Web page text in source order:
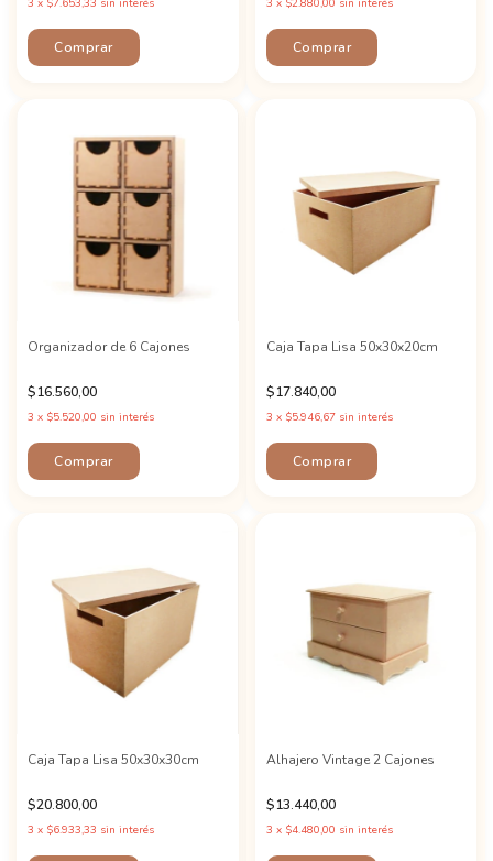
3 x $7.653,33 sin interés 3 x $2.880,00 sin interés
Organizador de 6 Cajones
$16.560,00
3 x $5.520,00 sin interés
Caja Tapa Lisa 50x30x20cm
$17.840,00
3 x $5.946,67 sin interés
Caja Tapa Lisa 50x30x30cm
$20.800,00
3 x $6.933,33 sin interés
Alhajero Vintage 2 Cajones
$13.440,00
3 x $4.480,00 sin interés